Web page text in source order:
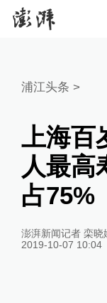
浦江头条 >
上海百
人最高
占75%
澎湃新闻记者 栾晓
2019-10-07 10:04